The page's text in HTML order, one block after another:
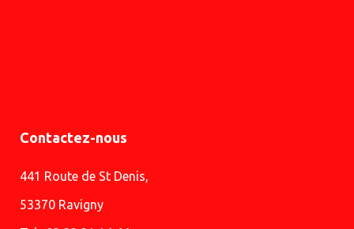
Contactez-nous
441 Route de St Denis,
53370 Ravigny